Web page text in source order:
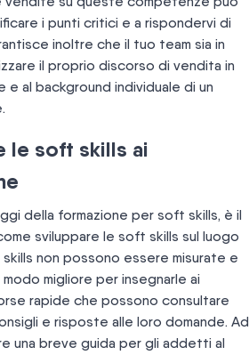
i punti critici e a rispondervi di
inoltre che il tuo team sia in
il proprio discorso di vendita in
e al background individuale di un
le soft skills ai
della formazione per soft skills, è il
sviluppare le soft skills sul luogo
non possono essere misurate e
migliore per insegnarle ai
rapide che possono consultare
e risposte alle loro domande. Ad
una breve guida per gli addetti al